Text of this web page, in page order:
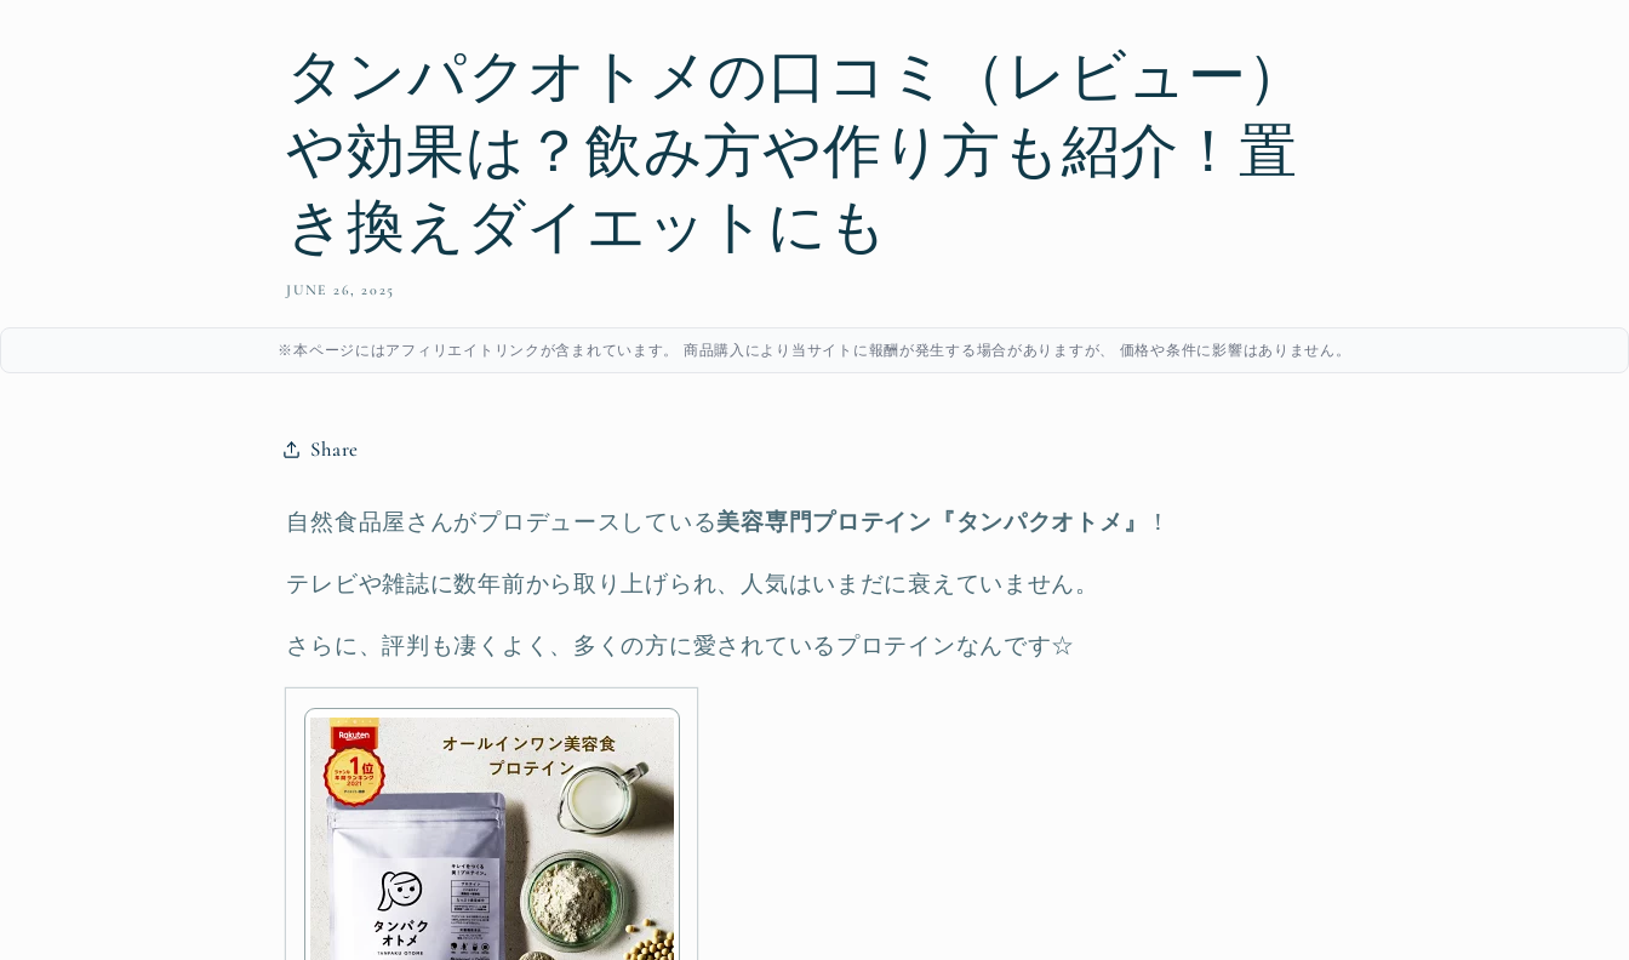
タンパクオトメの口コミ（レビュー）
や効果は？飲み方や作り方も紹介！置
き換えダイエットにも
JUNE 26, 2025
※本ページにはアフィリエイトリンクが含まれています。 商品購入により当サイトに報酬が発生する場合がありますが、 価格や条件に影響はありません。
Share
自然食品屋さんがプロデュースしている美容専門プロテイン『タンパクオトメ』 ！
テレビや雑誌に数年前から取り上げられ、人気はいまだに衰えていません。
さらに、評判も凄くよく、多くの方に愛されているプロテインなんです☆